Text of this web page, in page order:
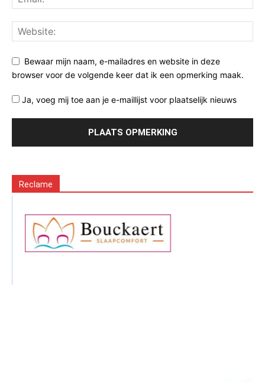
Bewaar mijn naam, e-mailadres en website in deze
browser voor de volgende keer dat ik een opmerking maak.
Ja, voeg mij toe aan je e-maillijst voor plaatselijk nieuws
Reclame